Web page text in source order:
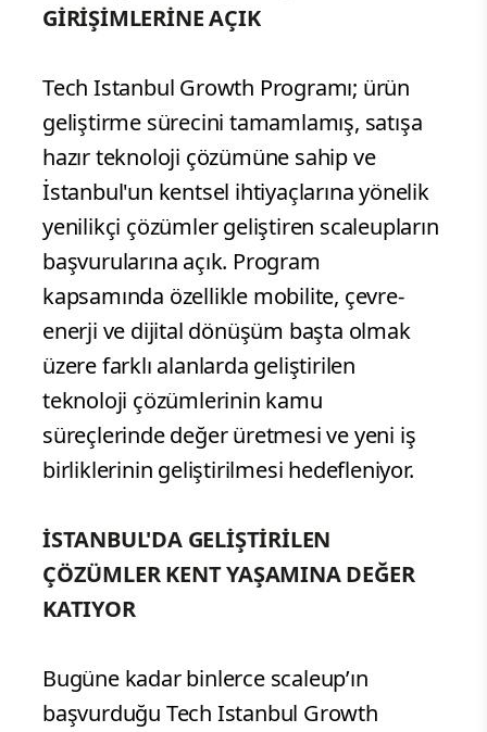
GİRİŞİMLERİNE AÇIK
Tech Istanbul Growth Programı; ürün
geliştirme sürecini tamamlamış, satışa
hazır teknoloji çözümüne sahip ve
İstanbul'un kentsel ihtiyaçlarına yönelik
yenilikçi çözümler geliştiren scaleupların
başvurularına açık. Program
kapsamında özellikle mobilite, çevre-
enerji ve dijital dönüşüm başta olmak
üzere farklı alanlarda geliştirilen
teknoloji çözümlerinin kamu
süreçlerinde değer üretmesi ve yeni iş
birliklerinin geliştirilmesi hedefleniyor.
İSTANBUL'DA GELİŞTİRİLEN
ÇÖZÜMLER KENT YAŞAMINA DEĞER
KATIYOR
Bugüne kadar binlerce scaleup’ın
başvurduğu Tech Istanbul Growth